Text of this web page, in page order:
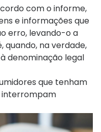
com o informe,
e informações que
erro, levando-o a
na verdade,
denominação legal
que tenham
interrompam